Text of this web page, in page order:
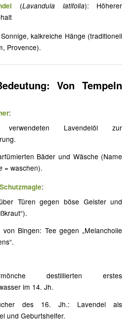
(Lavandula latifolia): Höherer
kalkreiche Hänge (traditionell
Provence).
Von Tempeln
:
verwendeten Lavendelöl zur
Bäder und Wäsche (Name
= waschen).
:
Türen gegen böse Geister und
von Bingen: Tee gegen „Melancholie
destillierten erstes
im 14. Jh.
des 16. Jh.: Lavendel als
und Geburtshelfer.